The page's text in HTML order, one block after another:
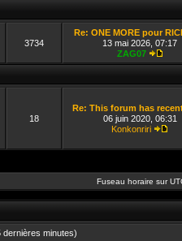
3734
Re: ONE MORE pour
13 mai 2026, 07:17
ZAG07
18
Re: This forum has
06 juin 2020, 06:31
Konkonriri
Fuseau horaire sur
dernières minutes)